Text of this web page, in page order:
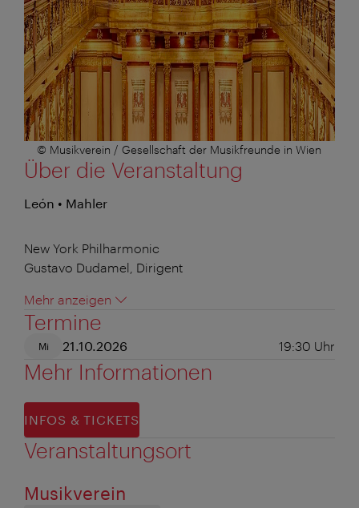
© Musikverein / Gesellschaft der Musikfreunde in Wien
Über die Veranstaltung
León • Mahler
New York Philharmonic
Gustavo Dudamel, Dirigent
Mehr anzeigen
Termine
Mi 21.10.2026 19:30 Uhr
Mehr Informationen
INFOS & TICKETS
Veranstaltungsort
Musikverein